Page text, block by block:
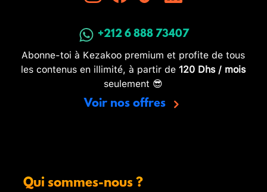
+212 6 888 73407
Abonne-toi à Kezakoo premium et profite de tous
les contenus en illimité, à partir de 120 Dhs / mois
seulement 😎
Voir nos offres
Qui sommes-nous ?